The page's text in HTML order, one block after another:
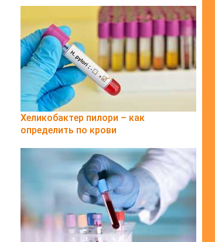
Хеликобактер пилори – как
определить по крови